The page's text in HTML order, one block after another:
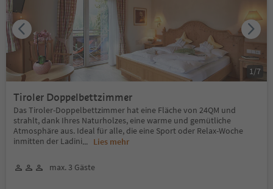
Tiroler Doppelbettzimmer
Das Tiroler-Doppelbettzimmer hat eine Fläche von 24QM und
strahlt, dank Ihres Naturholzes, eine warme und gemütliche
Atmosphäre aus. Ideal für alle, die eine Sport oder Relax-Woche
inmitten der Ladini... Lies mehr
max. 3 Gäste
1/7